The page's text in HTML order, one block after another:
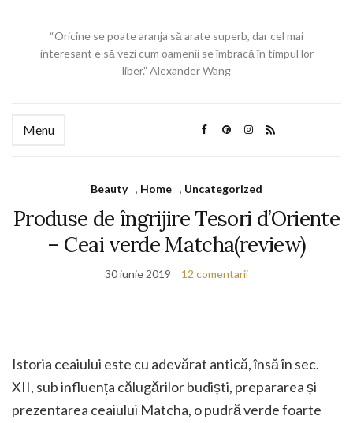
“Oricine se poate aranja să arate superb, dar cel mai
interesant e să vezi cum oamenii se îmbracă în timpul lor
liber.” Alexander Wang
Menu
Beauty , Home , Uncategorized
Produse de îngrijire Tesori d’Oriente
– Ceai verde Matcha(review)
30 iunie 2019 12 comentarii
Istoria ceaiului este cu adevărat antică, însă în sec.
XII, sub influența călugărilor budiști, prepararea și
prezentarea ceaiului Matcha, o pudră verde foarte